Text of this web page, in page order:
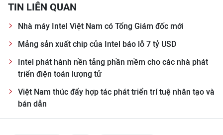
TIN LIÊN QUAN
Nhà máy Intel Việt Nam có Tổng Giám đốc mới
Mảng sản xuất chip của Intel báo lỗ 7 tỷ USD
Intel phát hành nền tảng phần mềm cho các nhà phát
triển điện toán lượng tử
Việt Nam thúc đẩy hợp tác phát triển trí tuệ nhân tạo và
bán dẫn